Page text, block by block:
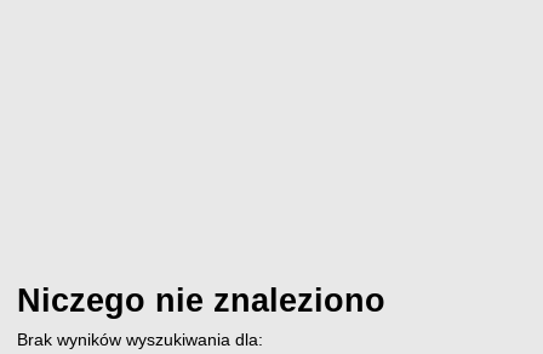
Niczego nie znaleziono
Brak wyników wyszukiwania dla: